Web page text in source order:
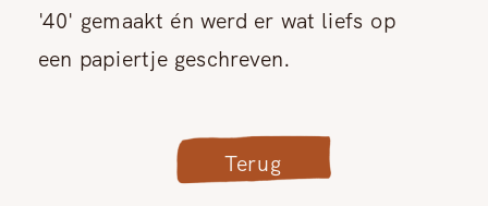
'40' gemaakt én werd er wat liefs op
een papiertje geschreven.
Terug